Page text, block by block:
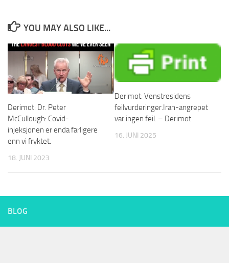
YOU MAY ALSO LIKE...
Derimot: Dr. Peter
McCullough: Covid-
injeksjonen er enda farligere
enn vi fryktet.
18. JUNI 2023
Derimot: Venstresidens
feilvurderinger.Iran-angrepet
var ingen feil. – Derimot
16. JUNI 2025
BLOG